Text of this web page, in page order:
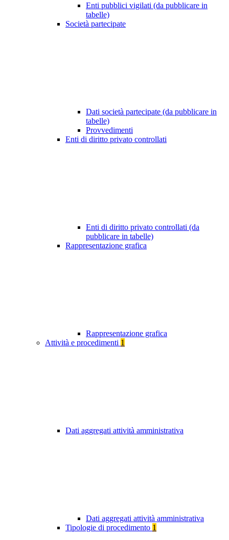
Enti pubblici vigilati (da pubblicare in
tabelle)
Società partecipate
Dati società partecipate (da pubblicare in
tabelle)
Provvedimenti
Enti di diritto privato controllati
Enti di diritto privato controllati (da
pubblicare in tabelle)
Rappresentazione grafica
Rappresentazione grafica
Attività e procedimenti 1
Dati aggregati attività amministrativa
Dati aggregati attività amministrativa
Tipologie di procedimento 1